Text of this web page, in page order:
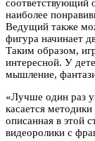
соответствующий
наиболее
Ведущий также
фигура начинает
Таким образом,
интересной. У
мышление,
«Лучше один раз
касается
описанная в этой
видеоролики с